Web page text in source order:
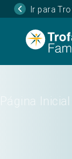
Ir para
Página Inicial